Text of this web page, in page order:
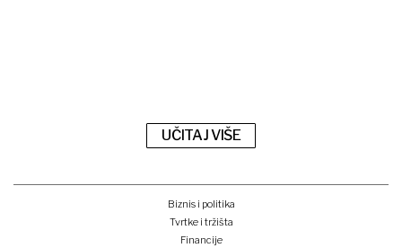
UČITAJ VIŠE
Biznis i politika
Tvrtke i tržišta
Financije